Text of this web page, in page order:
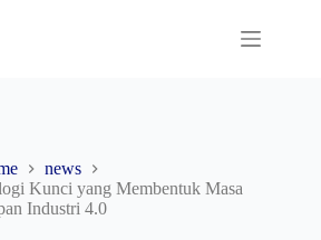
news
Kunci yang Membentuk Masa
Industri 4.0